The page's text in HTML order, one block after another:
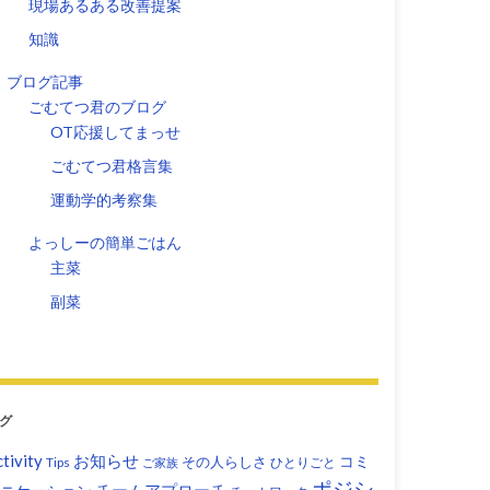
現場あるある改善提案
知識
ブログ記事
ごむてつ君のブログ
OT応援してまっせ
ごむてつ君格言集
運動学的考察集
よっしーの簡単ごはん
主菜
副菜
Tips お知らせ ご家族 その人らしさ ひとりごと コミ